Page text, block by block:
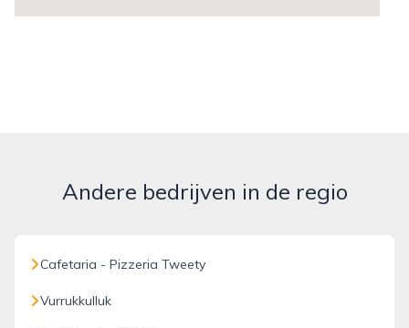
Andere bedrijven in de regio
Cafetaria - Pizzeria Tweety
Vurrukkulluk